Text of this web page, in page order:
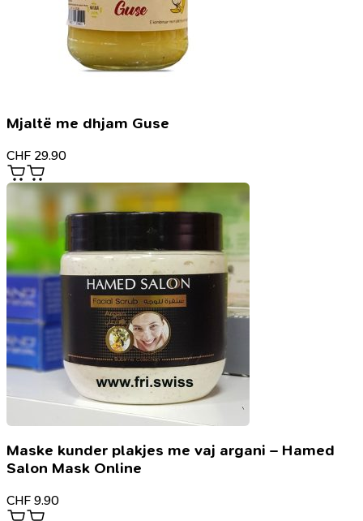
Mjaltë me dhjam Guse
CHF 29.90
Maske kunder plakjes me vaj argani – Hamed
Salon Mask Online
CHF 9.90